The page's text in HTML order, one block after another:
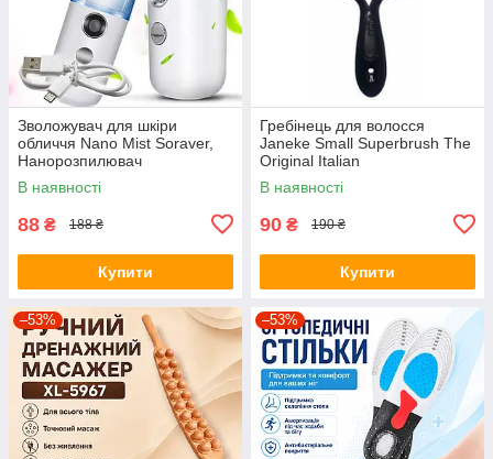
Зволожувач для шкіри
обличчя Nano Mist Soraver,
Нанорозпилювач
В наявності
88 ₴ 188 ₴
Купити
Гребінець для волосся
Janeke Small Superbrush The
Original Italian
В наявності
90 ₴ 190 ₴
Купити
–53% –53%